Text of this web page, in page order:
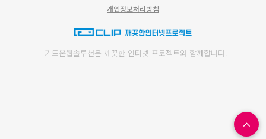
개인정보처리방침
기드온웹솔루션은 깨끗한 인터넷 프로젝트와 함께합니다.